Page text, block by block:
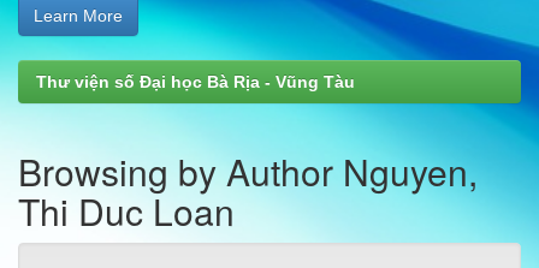
Learn More
Thư viện số Đại học Bà Rịa - Vũng Tàu
Browsing by Author Nguyen,
Thi Duc Loan